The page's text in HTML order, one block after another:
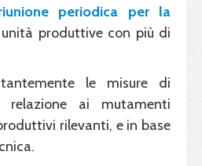
periodica per la
produttive con più di
le misure di
relazione ai mutamenti
rilevanti, e in base